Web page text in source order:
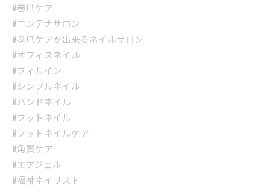
#巻爪ケア
#コンテナサロン
#巻爪ケアが出来るネイルサロン
#オフィスネイル
#フィルイン
#シンプルネイル
#ハンドネイル
#フットネイル
#フットネイルケア
#角質ケア
#エアジェル
#福祉ネイリスト